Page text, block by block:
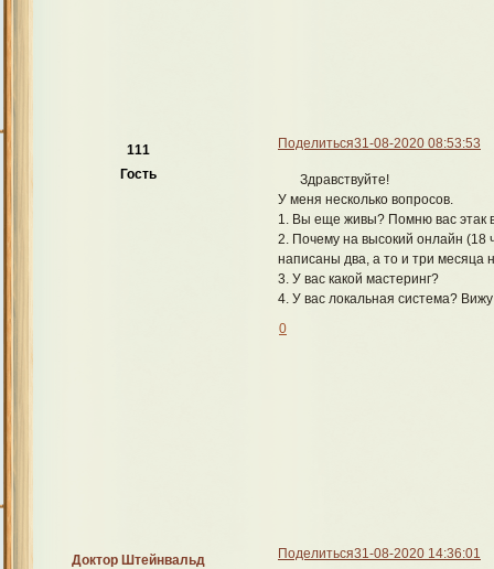
Поделиться31-08-2020 08:53:53
111
Гость
Здравствуйте!
У меня несколько вопросов.
1. Вы еще живы? Помню вас этак
2. Почему на высокий онлайн (18
написаны два, а то и три месяца
3. У вас какой мастеринг?
4. У вас локальная система? Вижу
0
Поделиться31-08-2020 14:36:01
Доктор Штейнвальд